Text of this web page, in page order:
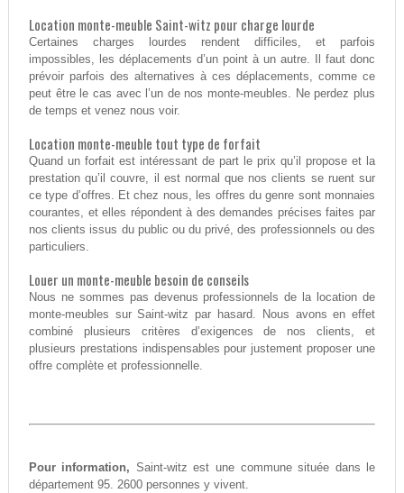
Location monte-meuble Saint-witz pour charge lourde
Certaines charges lourdes rendent difficiles, et parfois
impossibles, les déplacements d’un point à un autre. Il faut donc
prévoir parfois des alternatives à ces déplacements, comme ce
peut être le cas avec l’un de nos monte-meubles. Ne perdez plus
de temps et venez nous voir.
Location monte-meuble tout type de forfait
Quand un forfait est intéressant de part le prix qu’il propose et la
prestation qu’il couvre, il est normal que nos clients se ruent sur
ce type d’offres. Et chez nous, les offres du genre sont monnaies
courantes, et elles répondent à des demandes précises faites par
nos clients issus du public ou du privé, des professionnels ou des
particuliers.
Louer un monte-meuble besoin de conseils
Nous ne sommes pas devenus professionnels de la location de
monte-meubles sur Saint-witz par hasard. Nous avons en effet
combiné plusieurs critères d’exigences de nos clients, et
plusieurs prestations indispensables pour justement proposer une
offre complète et professionnelle.
Pour information, Saint-witz est une commune située dans le
département 95. 2600 personnes y vivent.